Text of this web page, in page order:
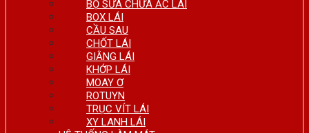
BỘ SỬA CHỮA ẮC LÁI
BOX LÁI
CẦU SAU
CHỐT LÁI
GIẰNG LÁI
KHỚP LÁI
MOAY Ơ
ROTUYN
TRỤC VÍT LÁI
XY LANH LÁI